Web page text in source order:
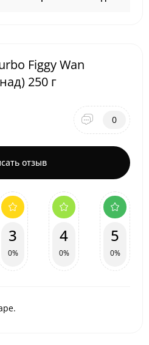
Figgy Wan
250 г
0
отзыв
3
0%
4
0%
5
0%